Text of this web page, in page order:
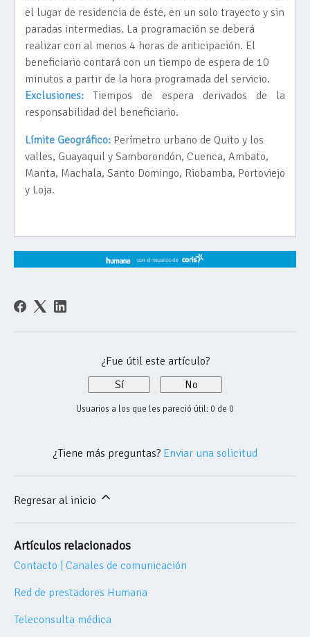
el lugar de residencia de éste, en un solo trayecto y sin
paradas intermedias. La programación se deberá
realizar con al menos 4 horas de anticipación. El
beneficiario contará con un tiempo de espera de 10
minutos a partir de la hora programada del servicio.
Exclusiones:Tiempos de espera derivados de la
responsabilidad del beneficiario.
Límite Geográfico: Perímetro urbano de Quito y los
valles, Guayaquil y Samborondón, Cuenca, Ambato,
Manta, Machala, Santo Domingo, Riobamba, Portoviejo
y Loja.
¿Fue útil este artículo?
Sí
No
Usuarios a los que les pareció útil: 0 de 0
¿Tiene más preguntas? Enviar una solicitud
Regresar al inicio
Artículos relacionados
Contacto | Canales de comunicación
Red de prestadores Humana
Teleconsulta médica